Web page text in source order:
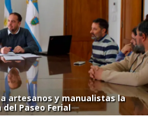
artesanos y manualistas la
Paseo Ferial